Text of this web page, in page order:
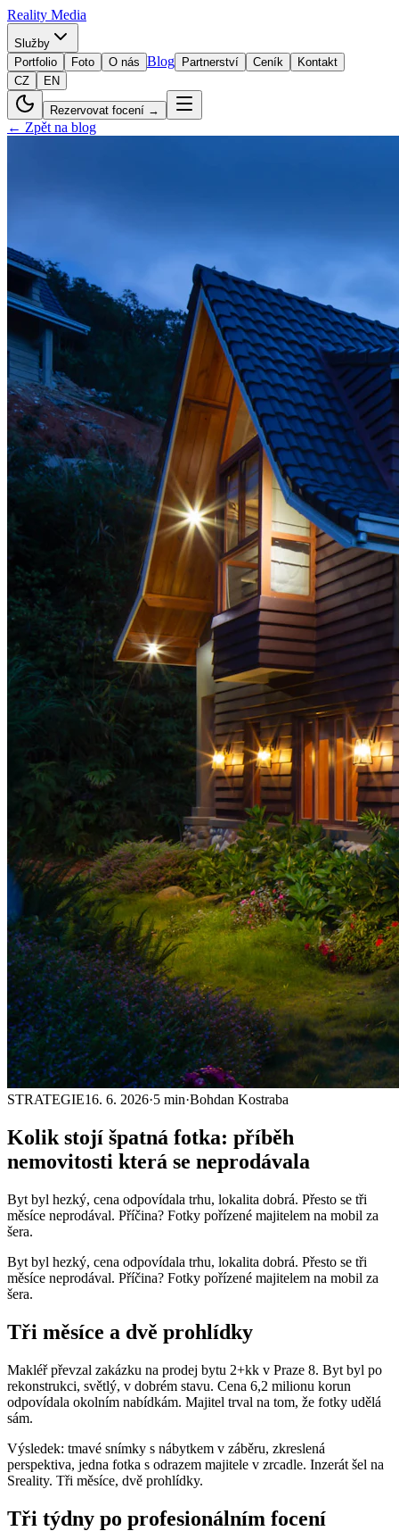
Reality Media
Služby
Portfolio
Foto O nás Blog Partnerství Ceník
Kontakt
CZ
EN
Rezervovat focení →
← Zpět na blog
STRATEGIE16. 6. 2026·5 min·Bohdan Kostraba
Kolik stojí špatná fotka: příběh
nemovitosti která se neprodávala
Byt byl hezký, cena odpovídala trhu, lokalita dobrá. Přesto se tři
měsíce neprodával. Příčina? Fotky pořízené majitelem na mobil za
šera.
Byt byl hezký, cena odpovídala trhu, lokalita dobrá. Přesto se tři
měsíce neprodával. Příčina? Fotky pořízené majitelem na mobil za
šera.
Tři měsíce a dvě prohlídky
Makléř převzal zakázku na prodej bytu 2+kk v Praze 8. Byt byl po
rekonstrukci, světlý, v dobrém stavu. Cena 6,2 milionu korun
odpovídala okolním nabídkám. Majitel trval na tom, že fotky udělá
sám.
Výsledek: tmavé snímky s nábytkem v záběru, zkreslená
perspektiva, jedna fotka s odrazem majitele v zrcadle. Inzerát šel na
Sreality. Tři měsíce, dvě prohlídky.
Tři týdny po profesionálním focení